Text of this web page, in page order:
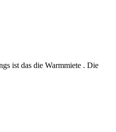
ist das die Warmmiete . Die